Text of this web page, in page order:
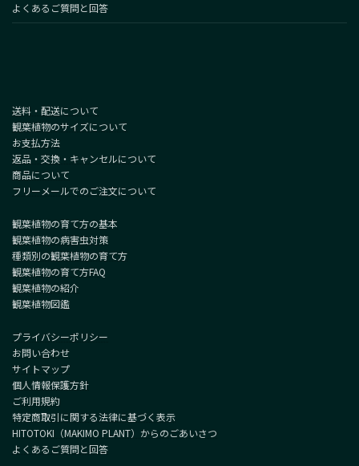
よくあるご質問と回答
送料・配送について
観葉植物のサイズについて
お支払方法
返品・交換・キャンセルについて
商品について
フリーメールでのご注文について
観葉植物の育て方の基本
観葉植物の病害虫対策
種類別の観葉植物の育て方
観葉植物の育て方FAQ
観葉植物の紹介
観葉植物図鑑
プライバシーポリシー
お問い合わせ
サイトマップ
個人情報保護方針
ご利用規約
特定商取引に関する法律に基づく表示
HITOTOKI（MAKIMO PLANT）からのごあいさつ
よくあるご質問と回答